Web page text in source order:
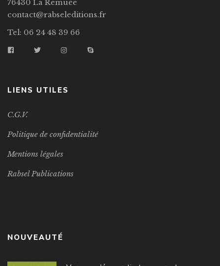
76430 La Remuée
contact@rabseleditions.fr
Tel: 06 24 48 39 66
LIENS UTILES
C.G.V.
Politique de confidentialité
Mentions légales
Rabsel Publications
NOUVEAUTÉ